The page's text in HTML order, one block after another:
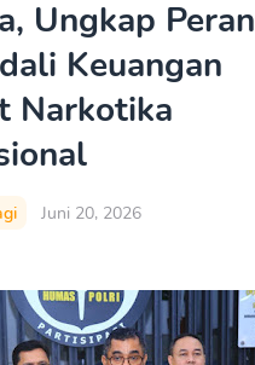
Ungkap Peran
Keuangan
Narkotika
Juni 20, 2026